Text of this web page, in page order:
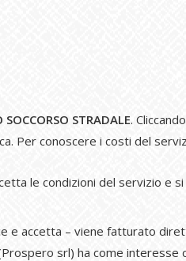
SOCCORSO STRADALE.
Per conoscere i costi del
le condizioni del servizio e
e accetta – viene fatturato
srl) ha come